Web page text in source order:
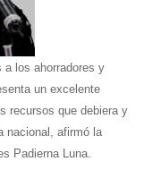
a los ahorradores y
un excelente
recursos que debiera y
nacional, afirmó la
Padierna Luna.